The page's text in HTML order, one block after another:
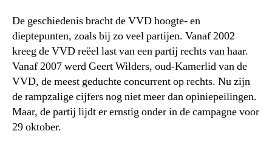
De geschiedenis bracht de VVD hoogte- en
dieptepunten, zoals bij zo veel partijen. Vanaf 2002
kreeg de VVD reëel last van een partij rechts van haar.
Vanaf 2007 werd Geert Wilders, oud-Kamerlid van de
VVD, de meest geduchte concurrent op rechts. Nu zijn
de rampzalige cijfers nog niet meer dan opiniepeilingen.
Maar, de partij lijdt er ernstig onder in de campagne voor
29 oktober.